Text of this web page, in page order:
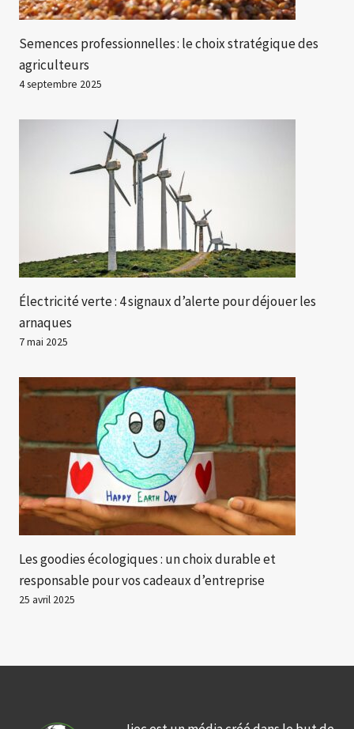
Semences professionnelles : le choix stratégique des
agriculteurs
4 septembre 2025
Électricité verte : 4 signaux d’alerte pour déjouer les
arnaques
7 mai 2025
Les goodies écologiques : un choix durable et
responsable pour vos cadeaux d’entreprise
25 avril 2025